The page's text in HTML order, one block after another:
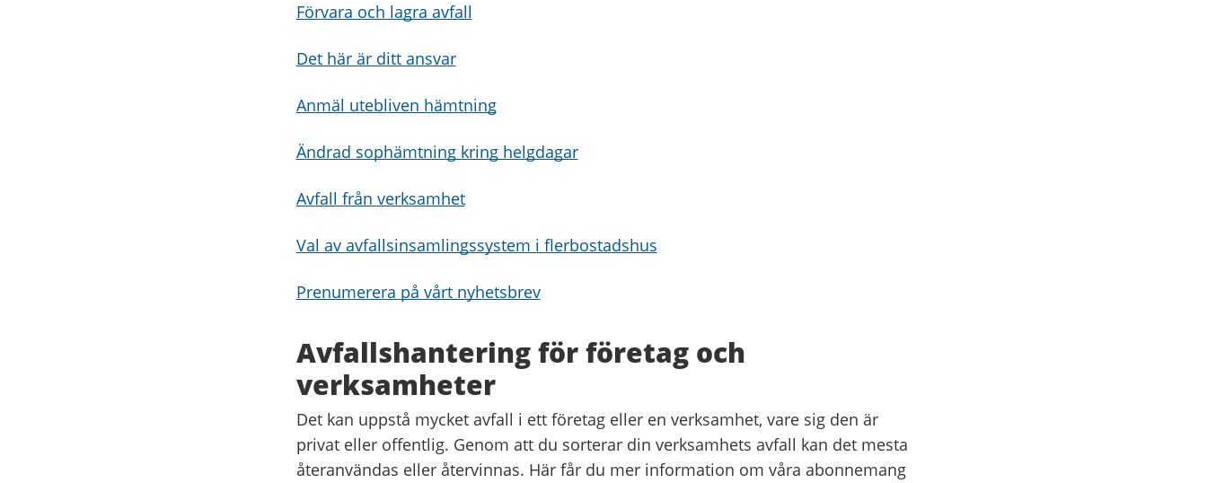
Förvara och lagra avfall
Det här är ditt ansvar
Anmäl utebliven hämtning
Ändrad sophämtning kring helgdagar
Avfall från verksamhet
Val av avfallsinsamlingssystem i flerbostadshus
Prenumerera på vårt nyhetsbrev
Avfallshantering för företag och
verksamheter
Det kan uppstå mycket avfall i ett företag eller en verksamhet, vare sig den är
privat eller offentlig. Genom att du sorterar din verksamhets avfall kan det mesta
återanvändas eller återvinnas. Här får du mer information om våra abonnemang